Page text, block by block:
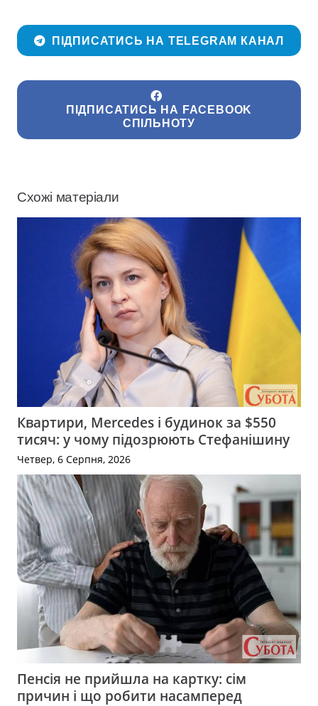
ПІДПИСАТИСЬ НА TELEGRAM КАНАЛ
ПІДПИСАТИСЬ НА FACEBOOK
СПІЛЬНОТУ
Схожі матеріали
Квартири, Mercedes і будинок за $550
тисяч: у чому підозрюють Стефанішину
Четвер, 6 Серпня, 2026
Пенсія не прийшла на картку: сім
причин і що робити насамперед